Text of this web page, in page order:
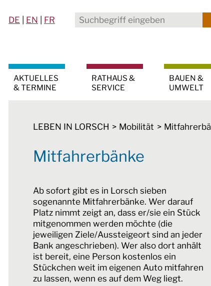
DE EN FR
AKTUELLES
& TERMINE
RATHAUS &
SERVICE
BAUEN &
UMWELT
LEBEN IN LORSCH Mobilität
Mitfahrerbänke
Ab sofort gibt es in Lorsch sieben
sogenannte Mitfahrerbänke. Wer darauf
Platz nimmt zeigt an, dass er/sie ein Stück
mitgenommen werden möchte (die
jeweiligen Ziele/Aussteigeort sind an jeder
Bank angeschrieben). Wer also dort anhält
ist bereit, eine Person kostenlos ein
Stückchen weit im eigenen Auto mitfahren
zu lassen, wenn es auf dem Weg liegt.